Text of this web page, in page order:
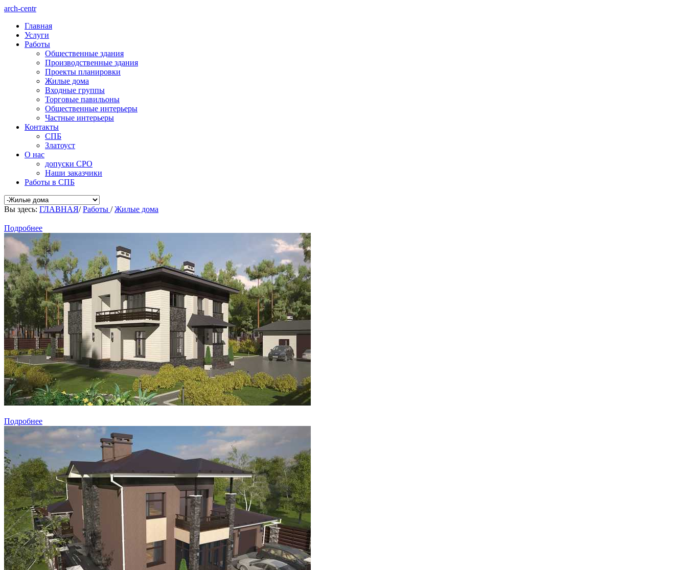
arch-centr
Главная
Услуги
Работы
Общественные здания
Производственные здания
Проекты планировки
Жилые дома
Входные группы
Торговые павильоны
Общественные интерьеры
Частные интерьеры
Контакты
СПБ
Златоуст
О нас
допуски СРО
Наши заказчики
Работы в СПБ
Вы здесь: ГЛАВНАЯ/Работы /Жилые дома
Подробнее
Подробнее